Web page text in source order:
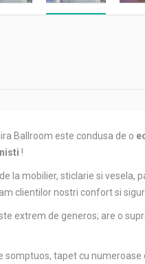
Ballroom este condusa de o
!
la mobilier, sticlarie si vesela,
clientilor nostri confort si
extrem de generos; are o
somptuos, tapet cu